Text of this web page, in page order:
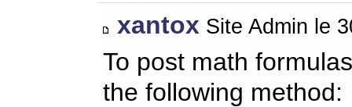
xantox Site Admin le
To post math
the following method: